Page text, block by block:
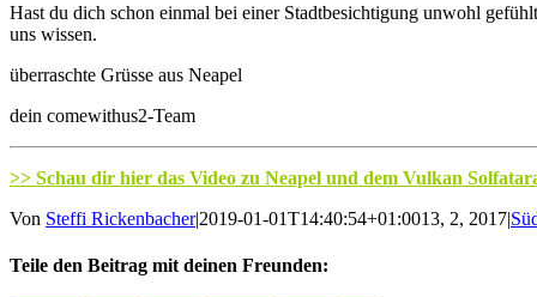
Hast du dich schon einmal bei einer Stadtbesichtigung unwohl
uns wissen.
überraschte Grüsse aus Neapel
dein comewithus2-Team
>> Schau dir hier das Video zu Neapel und dem Vulkan
Von Steffi Rickenbacher|2019-01-01T14:40:54+01:0013, 2, 2017|
Teile den Beitrag mit deinen Freunden: